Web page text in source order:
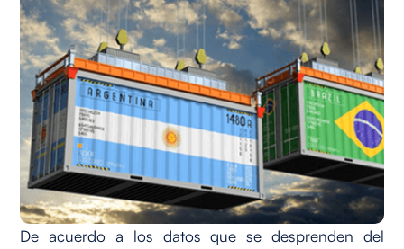
De acuerdo a los datos que se desprenden del